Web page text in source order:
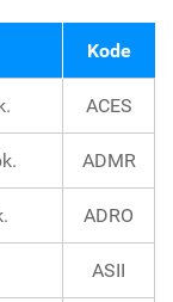
Kode
ACES
ADMR
ADRO
ASII